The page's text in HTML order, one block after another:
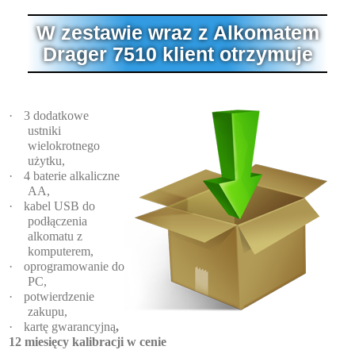
W zestawie wraz z Alkomatem
Drager 7510 klient otrzymuje
·
3 dodatkowe
ustniki
wielokrotnego
użytku,
·
4 baterie alkaliczne
AA,
·
kabel USB do
podłączenia
alkomatu z
komputerem,
·
oprogramowanie do
PC,
·
potwierdzenie
zakupu,
·
kartę gwarancyjną,
12 miesięcy kalibracji w cenie